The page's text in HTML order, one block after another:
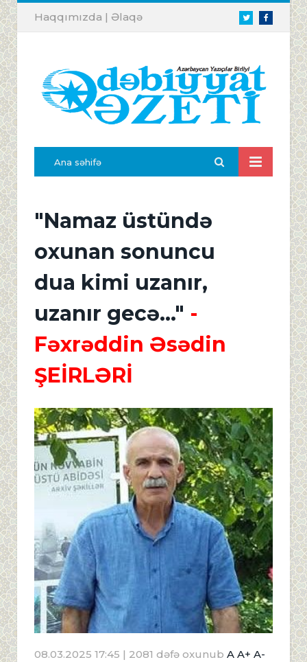
TwitterFacebook
Haqqımızda | Əlaqə
Ana səhifə
"Namaz üstündə
oxunan sonuncu
dua kimi uzanır,
uzanır gecə..." -
Fəxrəddin Əsədin
ŞEİRLƏRİ
08.03.2025 17:45 | 2081 dəfə oxunub A A+ A-